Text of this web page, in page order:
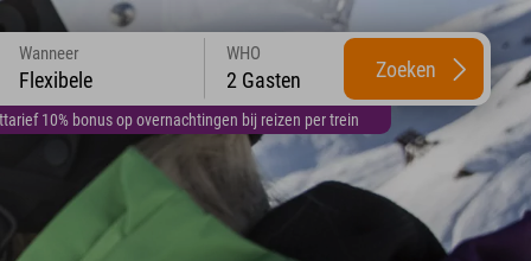
10% bonus op overnachtingen bij reizen per trein
Wanneer
Flexibele
WHO
2 Gasten Zoeken